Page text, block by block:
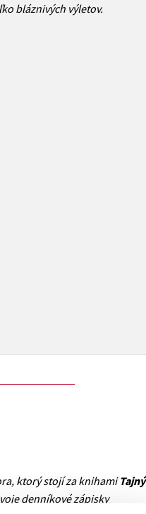
bláznivých výletov.
ktorý stojí za knihamiTajný
denníkové zápisky